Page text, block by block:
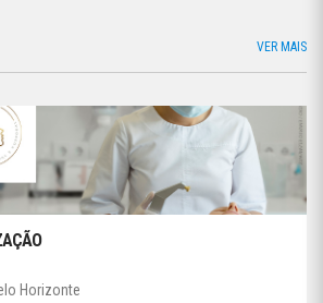
VER MAIS
Horizonte